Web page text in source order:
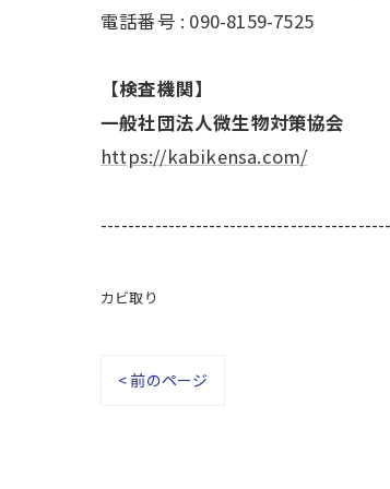
電話番号 : 090-8159-7525
【検査機関】
一般社団法人微生物対策協会
https://kabikensa.com/
カビ取り
< 前のページ